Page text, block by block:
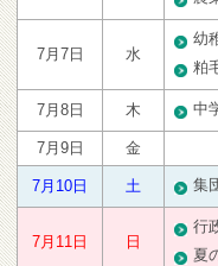
7月7日 水
幼
粕
7月8日 木 中
7月9日 金
7月10日 土 集
7月11日 日
行
夏